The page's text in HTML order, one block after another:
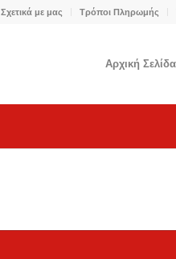
Σχετικά με μας Τρόποι Πληρωμής
Αρχική Σελίδα